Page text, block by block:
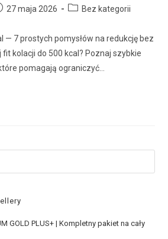
27 maja 2026 Bez kategorii
— 7 prostych pomysłów na redukcję bez
fit kolacji do 500 kcal? Poznaj szybkie
pomagają ograniczyć…
GOLD PLUS+ | Kompletny pakiet na cały